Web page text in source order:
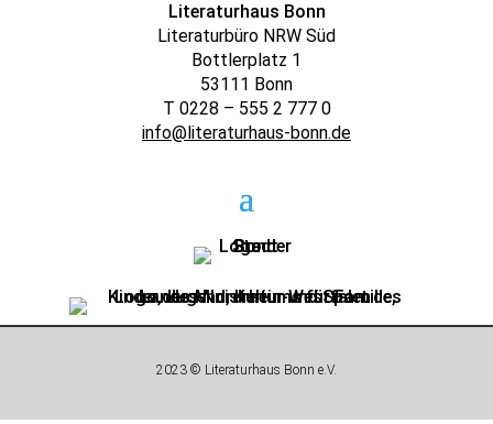
Literaturhaus Bonn
Literaturbüro NRW Süd
Bottlerplatz 1
53111 Bonn
T 0228 – 555 2 777 0
info@literaturhaus-bonn.de
2023 © Literaturhaus Bonn e.V.